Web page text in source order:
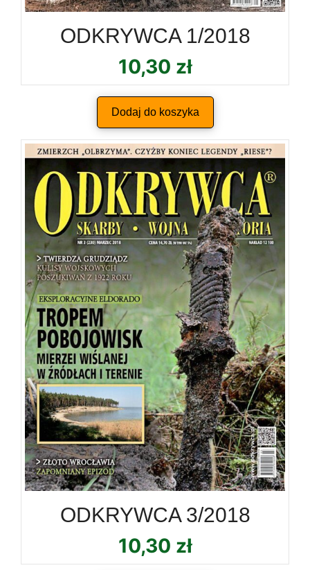
ODKRYWCA 1/2018
10,30 zł
Dodaj do koszyka
ODKRYWCA 3/2018
10,30 zł